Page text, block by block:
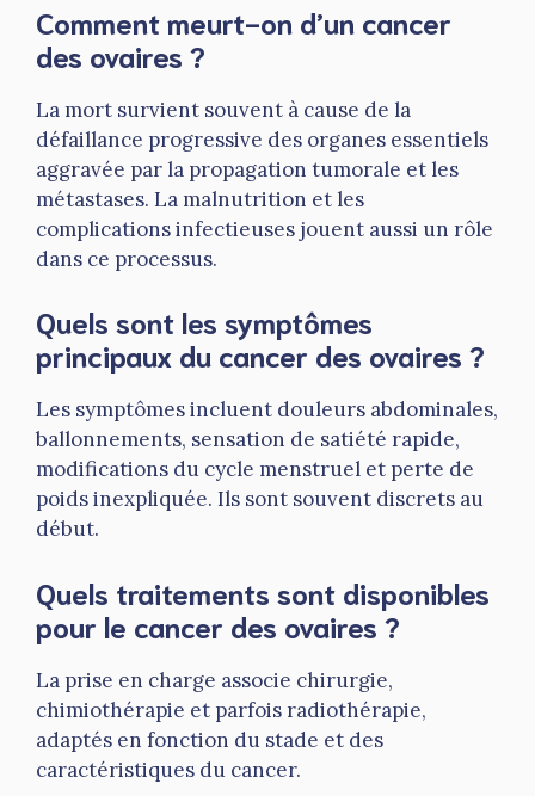
Comment meurt-on d’un cancer
des ovaires ?
La mort survient souvent à cause de la
défaillance progressive des organes essentiels
aggravée par la propagation tumorale et les
métastases. La malnutrition et les
complications infectieuses jouent aussi un rôle
dans ce processus.
Quels sont les symptômes
principaux du cancer des ovaires ?
Les symptômes incluent douleurs abdominales,
ballonnements, sensation de satiété rapide,
modifications du cycle menstruel et perte de
poids inexpliquée. Ils sont souvent discrets au
début.
Quels traitements sont disponibles
pour le cancer des ovaires ?
La prise en charge associe chirurgie,
chimiothérapie et parfois radiothérapie,
adaptés en fonction du stade et des
caractéristiques du cancer.